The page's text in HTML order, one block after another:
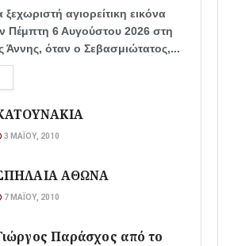
αγιορείτικη εικόνα
Πέμπτη 6 Αυγούστου 2026 στη
Άννης, όταν ο Σεβασμιώτατος,...
3 ΜΑΪ́ΟΥ, 2010
ΑΘΩΝΑ
7 ΜΑΪ́ΟΥ, 2010
Παράσχος από το